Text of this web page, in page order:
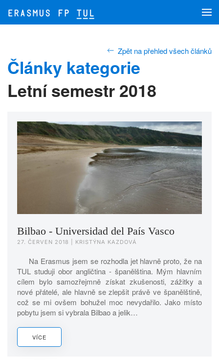
Přejít na hlavní obsah
Zpět na přehled všech článků
Články kategorie
Letní semestr 2018
Bilbao - Universidad del País Vasco
27. ČERVEN 2018 | KRISTÝNA KAZDOVÁ
Na Erasmus jsem se rozhodla jet hlavně proto, že na
TUL studuji obor angličtina - španělština. Mým hlavním
cílem bylo samozřejmně získat zkušenosti, zážitky a
nové přátelé, ale hlavně se zlepšit právě ve španělštině,
což se mi ovšem bohužel moc nevydařilo. Jako místo
pobytu jsem si vybrala Bilbao a jelik…
VÍCE